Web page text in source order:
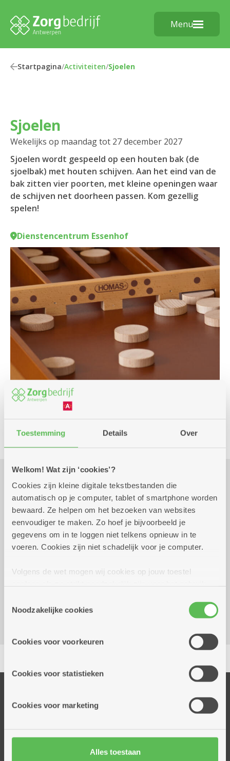
Toestemming Details Over
Welkom! Wat zijn ‘cookies’?
Cookies zijn kleine digitale tekstbestanden die
automatisch op je computer, tablet of smartphone worden
bewaard. Ze helpen om het bezoeken van websites
eenvoudiger te maken. Zo hoef je bijvoorbeeld je
gegevens om in te loggen niet telkens opnieuw in te
voeren. Cookies zijn niet schadelijk voor je computer.
Volgens de wet mogen wij cookies op jouw toestel
cookies hebben we jouw toestemming nodig. Sommige
cookies worden geplaatst door derde partijen die een
informatie over jouw (geanonimiseerd) gebruik van onze
partners kunnen deze gegevens combineren met andere
Noodzakelijke cookies
Cookies voor voorkeuren
Cookies voor statistieken
Cookies voor marketing
Alles toestaan
Menu
Startpagina/Activiteiten/Sjoelen
Sjoelen
Wekelijks op maandag tot 27 december 2027
Sjoelen wordt gespeeld op een houten bak (de
sjoelbak) met houten schijven. Aan het eind van de
bak zitten vier poorten, met kleine openingen waar
de schijven net doorheen passen. Kom gezellig
spelen!
Dienstencentrum Essenhof
Praktisch
Wekelijks op maandag tot 27
december 2027
14.00 uur tot
16.00 uur
Reserveer vervoer
Dienstencentrum Essenhof
2060 Antwerpen
Thuisdiensten
Assistentiewoningen
Woonzorgcentra